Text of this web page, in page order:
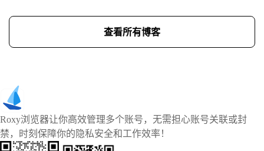
查看所有博客
Roxy浏览器让你高效管理多个账号，无需担心账号关联或封
禁，时刻保障你的隐私安全和工作效率！